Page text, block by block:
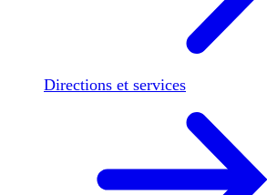
Directions et services